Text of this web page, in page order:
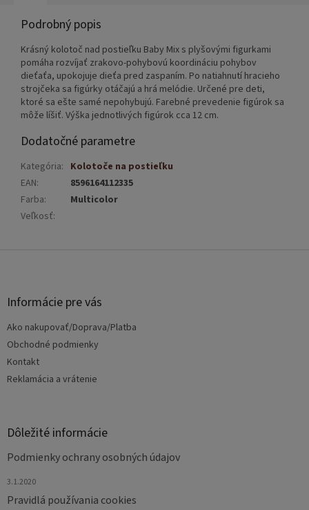
Podrobný popis
Krásný kolotoč nad postieľku Baby Mix s plyšovými figurkami
pomáha rozvíjať zrakovo-pohybovú koordináciu pohybov
dieťaťa, upokojuje dieťa pred zaspaním. Po natiahnutí hracieho
strojčeka sa figúrky otáčajú a hrá melódie. Určené pre deti,
ktoré sa ešte samé nepohybujú. Farebné prevedenie figúrok sa
môže líšiť. Výška jednotlivých figúrok cca 12 cm.
Dodatočné parametre
Kategória: Kolotoče na postieľku
EAN:
8596164112335
Farba:
Multicolor
Veľkosť:
Informácie pre vás
Ako nakupovať/Doprava/Platba
Obchodné podmienky
Kontakt
Reklamácia a vrátenie
Dôležité informácie
Podmienky ochrany osobných údajov
3.1.2020
Pravidlá používania cookies